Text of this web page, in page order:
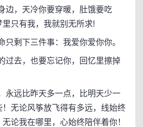
，天冷你要穿暖，肚饿要吃
只有我，我就别无所求!
剩下三件事：我爱你爱你你。
去，也要忘记你，回忆里擦掉
远比昨天多一点，比明天少一
！无论风筝放飞得有多远，线始终
论我在哪里，心始终陪伴着你！